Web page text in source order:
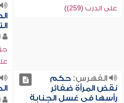
على الدرب (259))
الفهرس:حكم
نقض المرأة ضفائر
رأسها في غسل الجنابة